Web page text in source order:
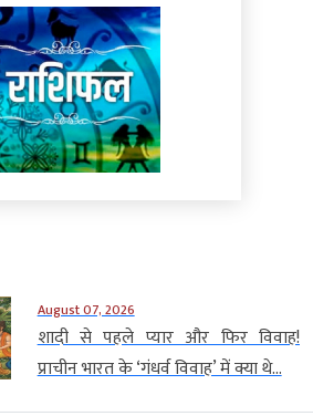
August 07, 2026
शादी से पहले प्यार और फिर विवाह!
प्राचीन भारत के ‘गंधर्व विवाह’ में क्या थे...